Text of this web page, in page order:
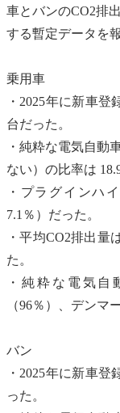
車とバンのCO2排
する暫定データを
乗用車
・2025年に新車
台だった。
・純粋な電気自動
ない）の比率は
・プラグインハ
7.1％）だった。
・平均CO2排出量
た。
・純粋な 電気自
（96％）、デンマ
バン
・2025年に新車
った。